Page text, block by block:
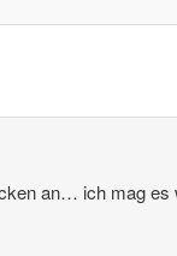
an… ich mag es